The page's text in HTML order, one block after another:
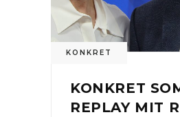
KONKRET
KONKRET
REPLAY MIT